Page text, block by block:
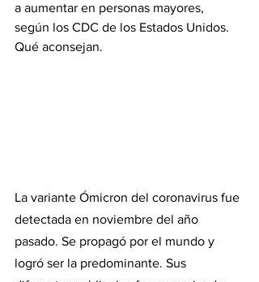
a aumentar en personas mayores,
según los CDC de los Estados Unidos.
Qué aconsejan.
La variante Ómicron del coronavirus fue
detectada en noviembre del año
pasado. Se propagó por el mundo y
logró ser la predominante. Sus